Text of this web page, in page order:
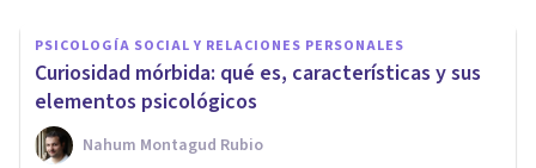
PSICOLOGÍA SOCIAL Y RELACIONES PERSONALES
Curiosidad mórbida: qué es, características y sus
elementos psicológicos
Nahum Montagud Rubio